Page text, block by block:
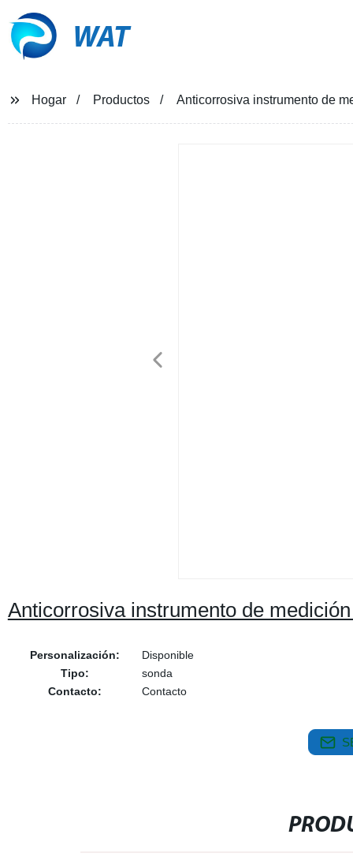
WAT
Hogar Productos Anticorrosiva instrumento de
Anticorrosiva instrumento de
Personalización:
Disponible
Tipo:
sonda
Contacto:
Contacto